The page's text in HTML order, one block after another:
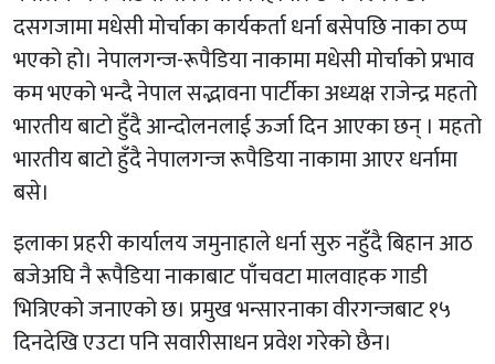
दसगजामा मधेसी मोर्चाका कार्यकर्ता धर्ना बसेपछि नाका ठप्प
भएको हो। नेपालगन्ज-रूपैडिया नाकामा मधेसी मोर्चाको प्रभाव
कम भएको भन्दै नेपाल सद्भावना पार्टीका अध्यक्ष राजेन्द्र महतो
भारतीय बाटो हुँदै आन्दोलनलाई ऊर्जा दिन आएका छन् । महतो
भारतीय बाटो हुँदै नेपालगन्ज रूपैडिया नाकामा आएर धर्नामा
बसे।
इलाका प्रहरी कार्यालय जमुनाहाले धर्ना सुरु नहुँदै बिहान आठ
बजेअघि नै रूपैडिया नाकाबाट पाँचवटा मालवाहक गाडी
भित्रिएको जनाएको छ। प्रमुख भन्सारनाका वीरगन्जबाट १५
दिनदेखि एउटा पनि सवारीसाधन प्रवेश गरेको छैन।